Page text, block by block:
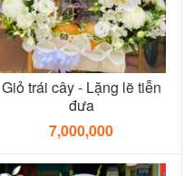
Giỏ trái cây - Lặng lẽ tiễn
đưa
7,000,000